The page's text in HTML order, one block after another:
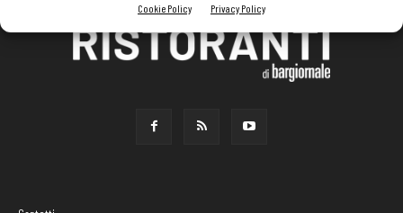
Cookie Policy Privacy Policy